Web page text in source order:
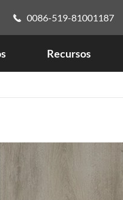
 0086-519-81001187
Recursos